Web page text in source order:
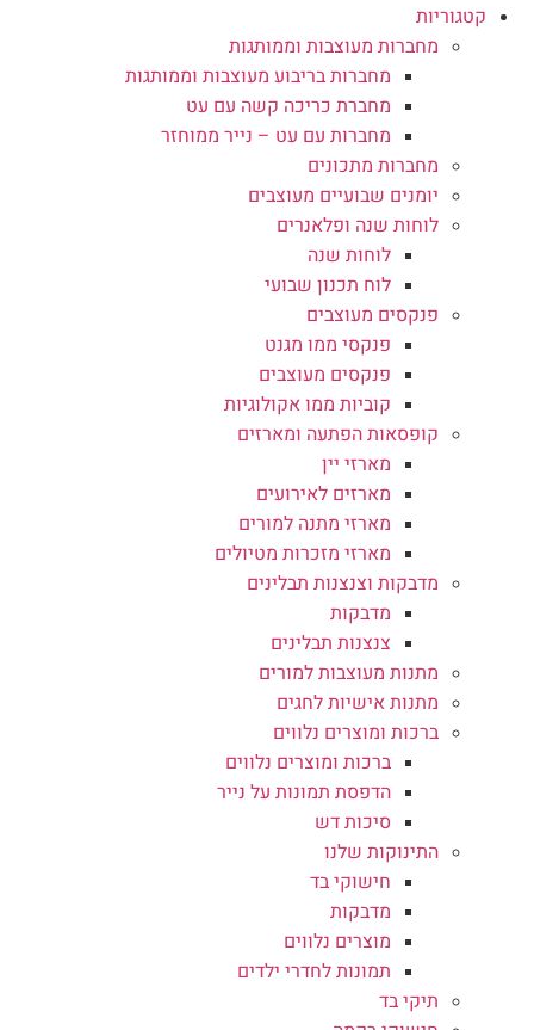
קטגוריות
מחברות מעוצבות וממותגות
מחברות בריבוע מעוצבות וממותגות
מחברת כריכה קשה עם עט
מחברות עם עט – נייר ממוחזר
מחברות מתכונים
יומנים שבועיים מעוצבים
לוחות שנה ופלאנרים
לוחות שנה
לוח תכנון שבועי
פנקסים מעוצבים
פנקסי ממו מגנט
פנקסים מעוצבים
קוביות ממו אקולוגיות
קופסאות הפתעה ומארזים
מארזי יין
מארזים לאירועים
מארזי מתנה למורים
מארזי מזכרות מטיולים
מדבקות וצנצנות תבלינים
מדבקות
צנצנות תבלינים
מתנות מעוצבות למורים
מתנות אישיות לחגים
ברכות ומוצרים נלווים
ברכות ומוצרים נלווים
הדפסת תמונות על נייר
סיכות דש
התינוקות שלנו
חישוקי בד
מדבקות
מוצרים נלווים
תמונות לחדרי ילדים
תיקי בד